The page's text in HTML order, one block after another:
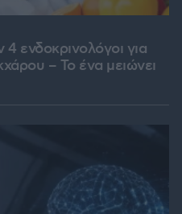
ενδοκρινολόγοι για
– Το ένα μειώνει